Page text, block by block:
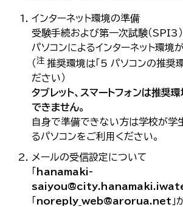
インターネット環境の準備
受験手続および第一次試験（SPI3）
パソコンによるインターネット環境
（ 注 推奨環境は「5 パソコンの推奨
ださい）
タブレット、スマートフォンは推奨
できません。
自身で準備できない方は学校が学
るパソコンをご利用ください。
メールの受信設定について
「 hanamaki-
「 noreply_web@arorua.net